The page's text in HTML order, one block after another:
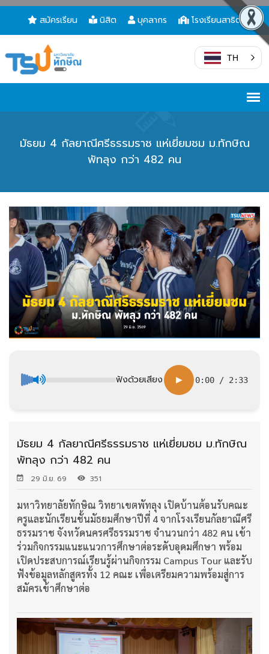
สมัครเรียน นิสิต บุคลากร โรงเรียนสาธิต
TH
มัธยม 4 กัลยาณีศรีธรรมราช แห่เยี่ยมชม ม.ทักษิณ
พัทลุง กว่า 482 คน
ฟังด้วยเสียง ▶ 0:00 / 2:33
มัธยม 4 กัลยาณีศรีธรรมราช แห่เยี่ยมชม ม.ทักษิณ
พัทลุง กว่า 482 คน
29 มิ.ย. 69 351
มหาวิทยาลัยทักษิณ วิทยาเขตพัทลุง เปิดบ้านต้อนรับคณะ
ครูและนักเรียนชั้นมัธยมศึกษาปีที่ 4 จากโรงเรียนกัลยาณีศรี
ธรรมราช จังหวัดนครศรีธรรมราช จำนวนกว่า 482 คน เข้า
ร่วมกิจกรรมแนะแนวการศึกษาต่อระดับอุดมศึกษา พร้อม
เปิดประสบการณ์เรียนรู้ผ่านกิจกรรม Campus Tour และรับ
ฟังข้อมูลหลักสูตรทั้ง 12 คณะ เพื่อเตรียมความพร้อมสู่การ
สมัครเข้าศึกษาต่อ